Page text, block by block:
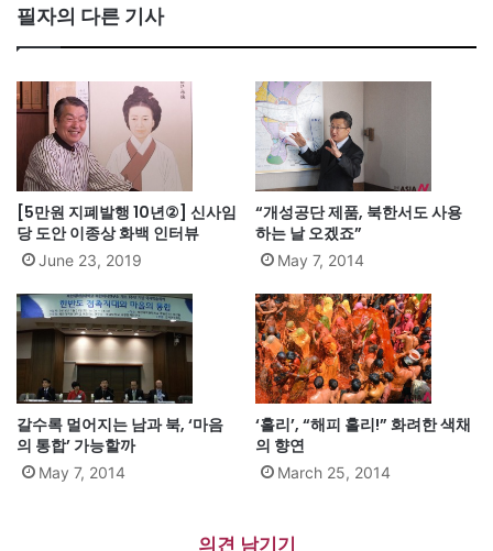
필자의 다른 기사
[5만원 지폐발행 10년②] 신사임
당 도안 이종상 화백 인터뷰
June 23, 2019
“개성공단 제품, 북한서도 사용
하는 날 오겠죠”
May 7, 2014
갈수록 멀어지는 남과 북, ‘마음
의 통합’ 가능할까
May 7, 2014
‘홀리’, “해피 홀리!” 화려한 색채
의 향연
March 25, 2014
의견 남기기